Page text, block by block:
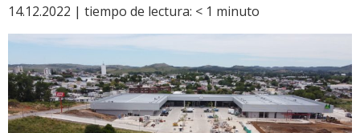
14.12.2022 | tiempo de lectura: < 1 minuto